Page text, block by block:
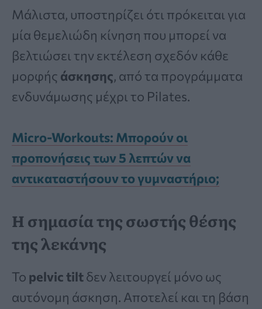
Μάλιστα, υποστηρίζει ότι πρόκειται για
μία θεμελιώδη κίνηση που μπορεί να
βελτιώσει την εκτέλεση σχεδόν κάθε
μορφής άσκησης, από τα προγράμματα
ενδυνάμωσης μέχρι το Pilates.
Micro-Workouts: Μπορούν οι
προπονήσεις των 5 λεπτών να
αντικαταστήσουν το γυμναστήριο;
Η σημασία της σωστής θέσης
της λεκάνης
Το pelvic tiltδεν λειτουργεί μόνο ως
αυτόνομη άσκηση. Αποτελεί και τη βάση